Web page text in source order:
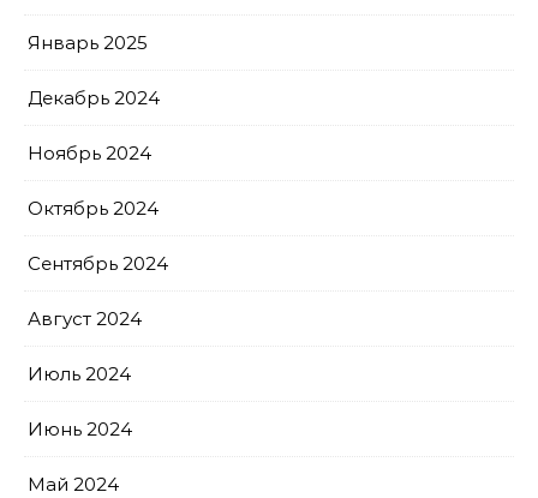
Январь 2025
Декабрь 2024
Ноябрь 2024
Октябрь 2024
Сентябрь 2024
Август 2024
Июль 2024
Июнь 2024
Май 2024